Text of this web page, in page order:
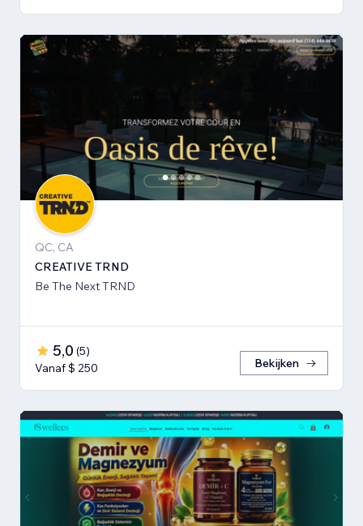
QC, CA
CREATIVE TRND
Be The Next TRND
5,0 (5)
Vanaf $ 250
Bekijken